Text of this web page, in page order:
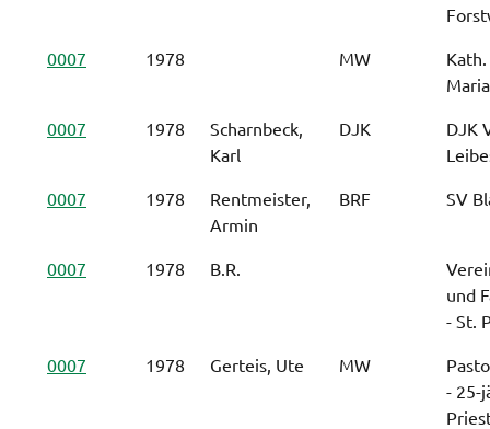
0007
1978 MW
0007
1978
Scharnbeck,
Karl
DJK
DJK
0007
1978
Rentmeister,
Armin
BRF SV
0007 1978 B.R.
und
- St.
0007
1978 Gerteis, Ute MW
- 25-